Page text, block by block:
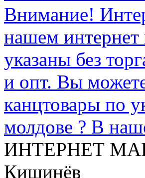
Внимание!
нашем интернет
указаны без
и опт. Вы
канцтовары по
молдове ? В
ИНТЕРНЕТ
Кишинёв